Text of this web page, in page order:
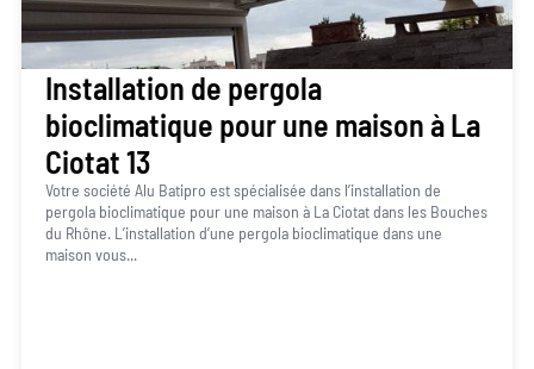
Installation de pergola
bioclimatique pour une maison à La
Ciotat 13
Votre société Alu Batipro est spécialisée dans l’installation de
pergola bioclimatique pour une maison à La Ciotat dans les Bouches
du Rhône. L’installation d’une pergola bioclimatique dans une
maison vous...